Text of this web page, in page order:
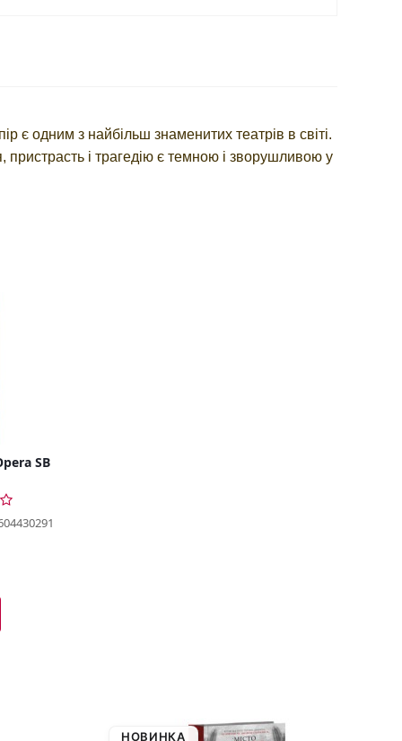
є одним з найбільш знаменитих театрів в світі.
і трагедію є темною і зворушливою у
SB
НОВИНКА